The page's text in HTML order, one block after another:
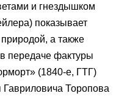
и гнездышком
показывает
а также
передаче фактуры
(1840-е, ГТГ)
Гавриловича Торопова